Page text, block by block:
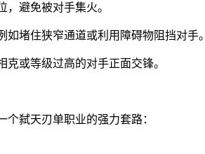
，避免被对手集火。
堵住狭窄通道或利用障碍物阻挡对手。
或等级过高的对手正面交锋。
弑天刃单职业的强力套路：